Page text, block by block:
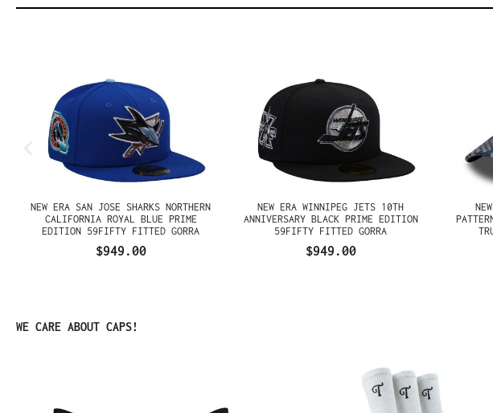
NEW ERA SAN JOSE SHARKS NORTHERN
CALIFORNIA ROYAL BLUE PRIME
EDITION 59FIFTY FITTED GORRA
$949.00
NEW ERA WINNIPEG JETS 10TH
ANNIVERSARY BLACK PRIME EDITION
59FIFTY FITTED GORRA
$949.00
Omitir la galería de productos
WE CARE ABOUT CAPS!